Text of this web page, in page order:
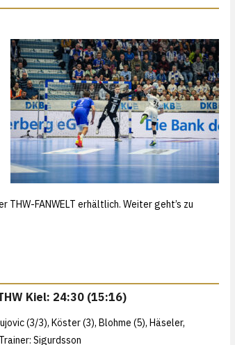
THW-FANWELT erhältlich. Weiter geht’s zu
Kiel: 24:30 (15:16)
(3/3), Köster (3), Blohme (5), Häseler,
Sigurdsson